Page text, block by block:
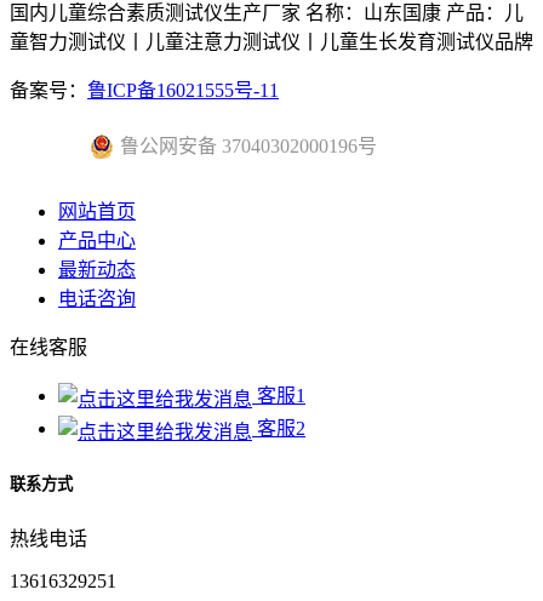
国内儿童综合素质测试仪生产厂家 名称：山东国康 产品：儿
童智力测试仪丨儿童注意力测试仪丨儿童生长发育测试仪品牌
备案号： 鲁ICP备16021555号-11
鲁公网安备 37040302000196号
网站首页
产品中心
最新动态
电话咨询
在线客服
客服1
客服2
联系方式
热线电话
13616329251